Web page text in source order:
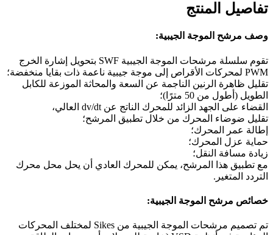
تفاصيل المنتج
وصف مرشح الموجة الجيبية:
تقوم سلسلة مرشحات الموجة الجيبية SWF بتحويل إشارة الخرج
PWM لمحركات الأقراص إلى موجة جيبية ناعمة ذات بقايا منخفضة؛
تقليل ظاهرة الرنين الناجمة عن السعة والمحاثة الموزعة للكابل
الطويل (أطول من 50 مترًا)؛
القضاء على الجهد الزائد للمحرك الناتج عن dv/dt العالي،
تقليل ضوضاء المحرك من خلال تطبيق المرشح؛
إطالة عمر المحرك؛
حماية عزل المحرك؛
زيادة مسافة النقل؛
مع تطبيق هذا المرشح، يمكن للمحرك العادي أن يحل محل محرك
التردد المتغير.
خصائص مرشح الموجة الجيبية:
تم تصميم مرشحات الموجة الجيبية من Sikes لمختلف المحركات